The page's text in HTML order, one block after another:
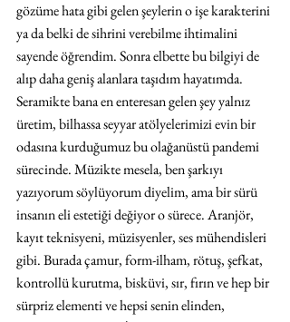
gözüme hata gibi gelen şeylerin o işe karakterini
ya da belki de sihrini verebilme ihtimalini
sayende öğrendim. Sonra elbette bu bilgiyi de
alıp daha geniş alanlara taşıdım hayatımda.
Seramikte bana en enteresan gelen şey yalnız
üretim, bilhassa seyyar atölyelerimizi evin bir
odasına kurduğumuz bu olağanüstü pandemi
sürecinde. Müzikte mesela, ben şarkıyı
yazıyorum söylüyorum diyelim, ama bir sürü
insanın eli estetiği değiyor o sürece. Aranjör,
kayıt teknisyeni, müzisyenler, ses mühendisleri
gibi. Burada çamur, form-ilham, rötuş, şefkat,
kontrollü kurutma, bisküvi, sır, fırın ve hep bir
sürpriz elementi ve hepsi senin elinden,